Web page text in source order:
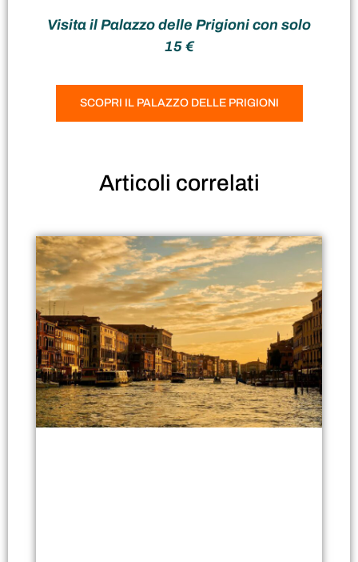
Visita il Palazzo delle Prigioni con solo
15 €
SCOPRI IL PALAZZO DELLE PRIGIONI
Articoli correlati